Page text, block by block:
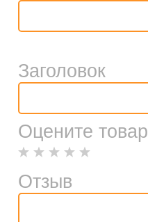
Заголовок
Оцените товар
Отзыв